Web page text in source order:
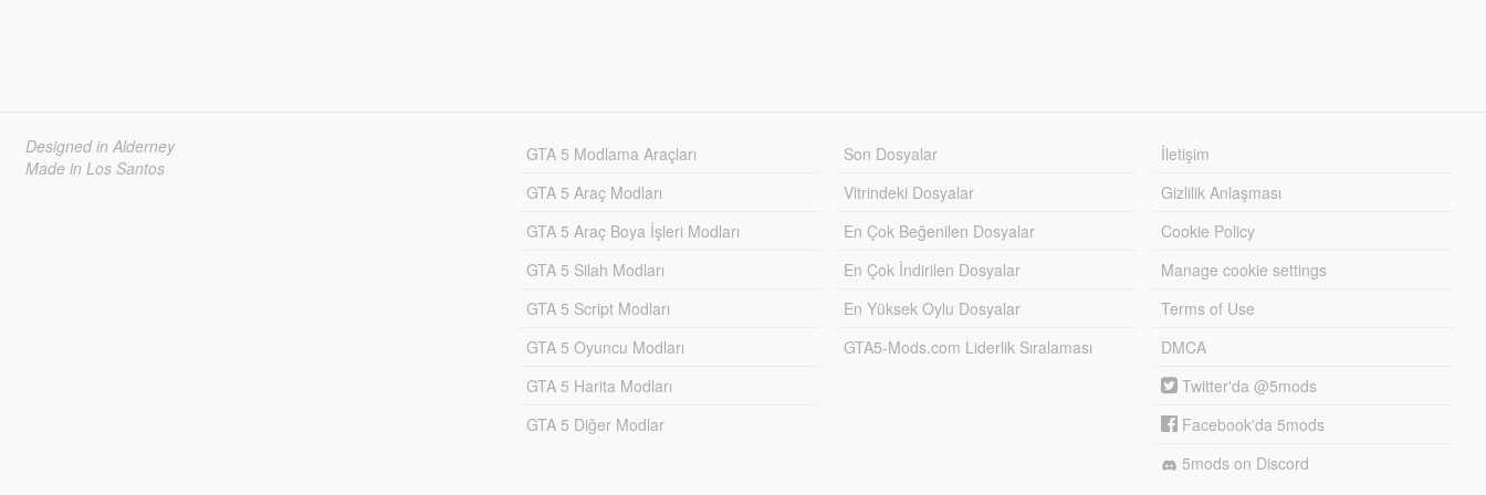
Designed in Alderney
Made in Los Santos
GTA 5 Modlama Araçları
GTA 5 Araç Modları
GTA 5 Araç Boya İşleri Modları
GTA 5 Silah Modları
GTA 5 Script Modları
GTA 5 Oyuncu Modları
GTA 5 Harita Modları
GTA 5 Diğer Modlar
Son Dosyalar
Vitrindeki Dosyalar
En Çok Beğenilen Dosyalar
En Çok İndirilen Dosyalar
En Yüksek Oylu Dosyalar
GTA5-Mods.com Liderlik Sıralaması
İletişim
Gizlilik Anlaşması
Cookie Policy
Manage cookie settings
Terms of Use
DMCA
Twitter'da @5mods
Facebook'da 5mods
5mods on Discord